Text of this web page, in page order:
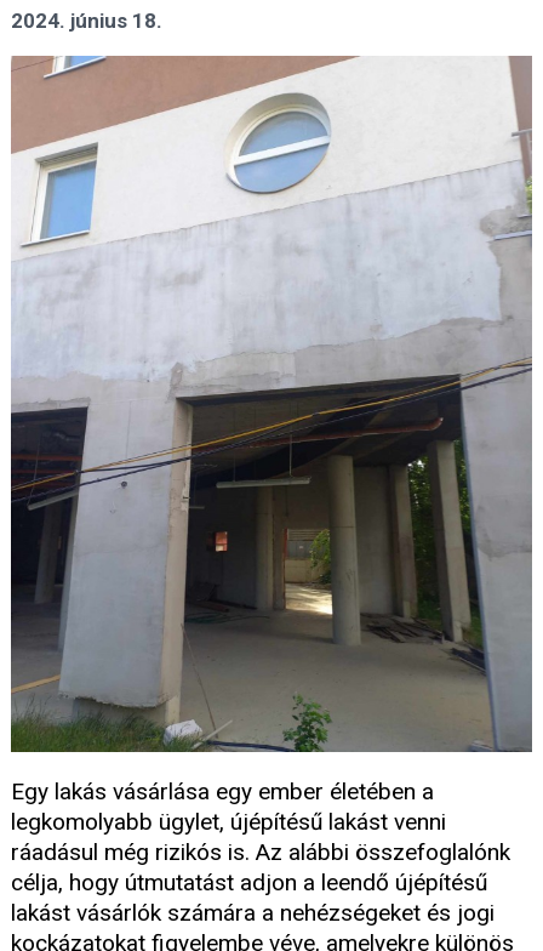
2024. június 18.
Egy lakás vásárlása egy ember életében a
legkomolyabb ügylet, újépítésű lakást venni
ráadásul még rizikós is. Az alábbi összefoglalónk
célja, hogy útmutatást adjon a leendő újépítésű
lakást vásárlók számára a nehézségeket és jogi
kockázatokat figyelembe véve, amelyekre különös